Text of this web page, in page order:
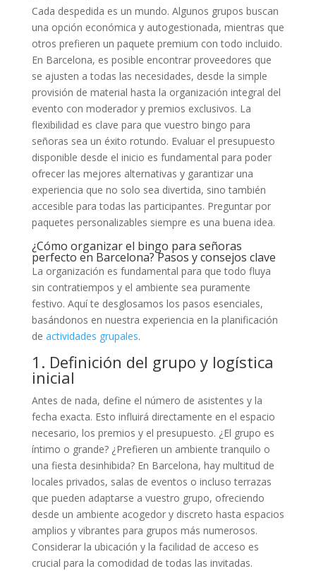
Cada despedida es un mundo. Algunos grupos buscan
una opción económica y autogestionada, mientras que
otros prefieren un paquete premium con todo incluido.
En Barcelona, es posible encontrar proveedores que
se ajusten a todas las necesidades, desde la simple
provisión de material hasta la organización integral del
evento con moderador y premios exclusivos. La
flexibilidad es clave para que vuestro bingo para
señoras sea un éxito rotundo. Evaluar el presupuesto
disponible desde el inicio es fundamental para poder
ofrecer las mejores alternativas y garantizar una
experiencia que no solo sea divertida, sino también
accesible para todas las participantes. Preguntar por
paquetes personalizables siempre es una buena idea.
¿Cómo organizar el bingo para señoras
perfecto en Barcelona? Pasos y consejos clave
La organización es fundamental para que todo fluya
sin contratiempos y el ambiente sea puramente
festivo. Aquí te desglosamos los pasos esenciales,
basándonos en nuestra experiencia en la planificación
de actividades grupales.
1. Definición del grupo y logística
inicial
Antes de nada, define el número de asistentes y la
fecha exacta. Esto influirá directamente en el espacio
necesario, los premios y el presupuesto. ¿El grupo es
íntimo o grande? ¿Prefieren un ambiente tranquilo o
una fiesta desinhibida? En Barcelona, hay multitud de
locales privados, salas de eventos o incluso terrazas
que pueden adaptarse a vuestro grupo, ofreciendo
desde un ambiente acogedor y discreto hasta espacios
amplios y vibrantes para grupos más numerosos.
Considerar la ubicación y la facilidad de acceso es
crucial para la comodidad de todas las invitadas.